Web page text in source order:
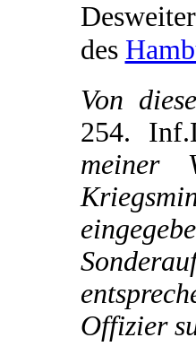
des
Von
254.
meiner
Offizier